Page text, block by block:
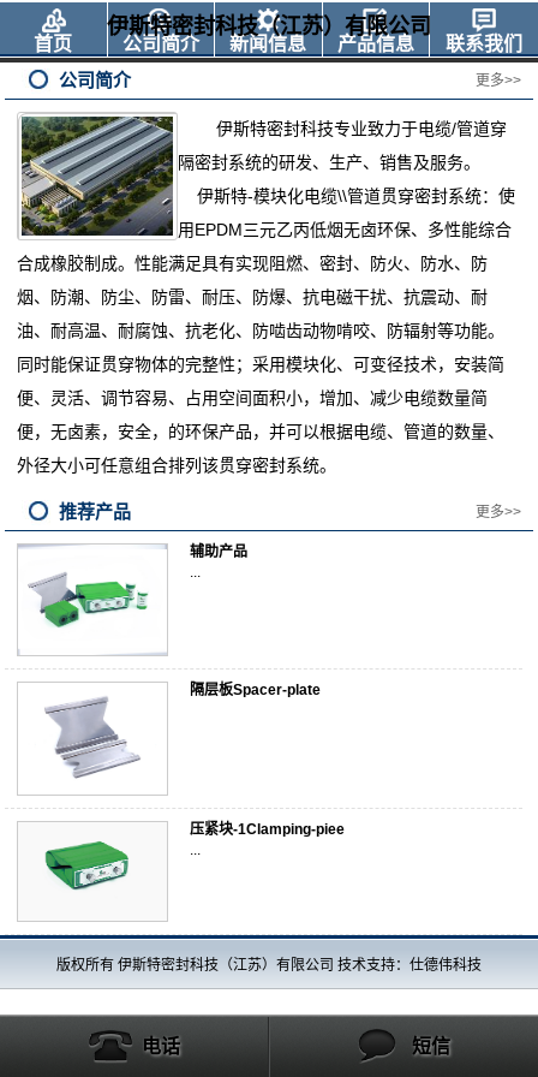
伊斯特密封科技（江苏）有限公司
首页 公司简介 新闻信息 产品信息 联系我们
更多>>
公司简介
伊斯特密封科技专业致力于电缆/管道穿
隔密封系统的研发、生产、销售及服务。
伊斯特-模块化电缆\\管道贯穿密封系统：使
用EPDM三元乙丙低烟无卤环保、多性能综合
合成橡胶制成。性能满足具有实现阻燃、密封、防火、防水、防
烟、防潮、防尘、防雷、耐压、防爆、抗电磁干扰、抗震动、耐
油、耐高温、耐腐蚀、抗老化、防啮齿动物啃咬、防辐射等功能。
同时能保证贯穿物体的完整性；采用模块化、可变径技术，安装简
便、灵活、调节容易、占用空间面积小，增加、减少电缆数量简
便，无卤素，安全，的环保产品，并可以根据电缆、管道的数量、
外径大小可任意组合排列该贯穿密封系统。
推荐产品 更多>>
辅助产品
...
隔层板Spacer-plate
压紧块-1Clamping-piee
版权所有 伊斯特密封科技（江苏）有限公司 技术支持：仕德伟科技
电话 短信